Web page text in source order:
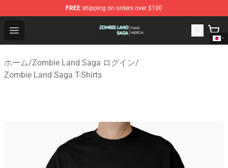
FREE shipping on orders over $100
Open menu
Zombie Land Saga Shop - Official Zombie Land Saga
ホーム/Zombie Land Saga ログイン/
Zombie Land Saga T-Shirts